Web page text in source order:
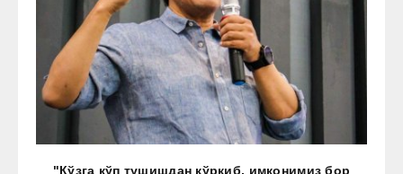
"Кўзга кўп тушишдан қўрқиб, имконимиз бор